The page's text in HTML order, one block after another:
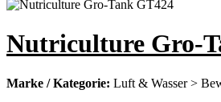
Nutriculture Gro-
Marke / Kategorie: Luft & Wasser >